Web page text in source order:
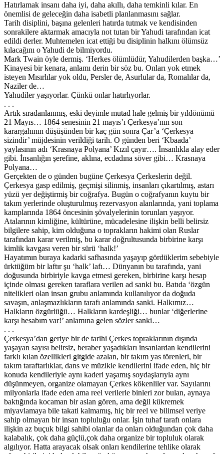
Hatırlamak insanı daha iyi, daha akıllı, daha temkinli kılar. En
önemlisi de geleceğin daha isabetli planlanmasını sağlar.
Tarih disiplini, başına gelenleri hatırda tutmak ve kendisinden
sonrakilere aktarmak amacıyla not tutan bir Yahudi tarafından icat
edildi derler. Muhtemelen icat ettiği bu disiplinin halkını ölümsüz
kılacağını o Yahudi de bilmiyordu.
Mark Twain öyle dermiş. ‘Herkes ölümlüdür, Yahudilerden başka…’
Kinayesi bir kenara, anlamı derin bir söz bu. Onları yok etmek
isteyen Mısırlılar yok oldu, Persler de, Asurlular da, Romalılar da,
Naziler de…
Yahudiler yaşıyorlar. Çünkü onlar hatırlıyorlar.
. . .
Artık sıradanlanmış, eski deyimle mutad hale gelmiş bir yıldönümü
21 Mayıs… 1864 senesinin 21 mayıs’ı Çerkesya’nın son
karargahının düşüşünden bir kaç gün sonra Çar’a ‘Çerkesya
sizindir’ müjdesinin verildiği tarih. O günden beri ‘Kbaada’
yaylasının adı ‘Krasnaya Polyana’ Kızıl çayır…. İnsanlıkla alay eder
gibi. İnsanlığın şerefine, aklına, ecdadına söver gibi… Krasnaya
Polyana…
Gerçekten de o günden bugüne Çerkesya Çerkeslerin değil.
Çerkesya gasp edilmiş, geçmişi silinmiş, insanları çıkartılmış, astarı
yüzü yer değiştirmiş bir coğrafya. Bugün o coğrafyanın kuytu bir
takım yerlerinde oluşturulmuş rezervasyon alanlarında, yani toplama
kamplarında 1864 öncesinin şövalyelerinin torunları yaşıyor.
Atalarının kimliğine, kültürüne, mücadelesine ilişkin belli belirsiz
bilgilere sahip, kim olduğuna o toprakların hakimi olan Ruslar
tarafından karar verilmiş, bu karar doğrultusunda birbirine karşı
kimlik kavgası veren bir sürü ‘halk!’
Hayatımın buraya kadarki safhasında yaşayıp gördüklerim sebebiyle
ürktüğüm bir laftır şu ‘halk’ lafı… Dünyanın bu tarafında, yani
doğusunda birbiriyle kavga etmesi gereken, birbirine karşı hesap
içinde olması gereken taraflara verilen ad sanki bu. Batıda ‘özgün
nitelikleri olan insan grubu anlamında kullanılıyor da doğuda
savaşın, anlaşmazlıkların tarafı anlamında sanki. Halkımız…
Halkların özgürlüğü… Halkların kardeşliği… bunlar ‘diğerlerine
karşı hesabım var!’ anlamına gelen sözler sanki…
. . .
Çerkesya’dan geriye bir de tarihi Çerkes topraklarının dışında
yaşayan sayısı belirsiz, beraber yaşadıkları insanlardan kendilerini
farklı kılan özellikleri gitgide azalan, bir takım yas törenleri, bir
takım taraftarlıklar, dans ve müzikle kendilerini ifade eden, hiç bir
konuda kendileriyle aynı kaderi yaşamış soydaşlarıyla aynı
düşünmeyen, organize olamayan Çerkes kökenliler var. Sayılarını
milyonlarla ifade eden ama reel verilerle binleri zor bulan, aynaya
baktığında kocaman bir aslan gören, ama değil kükremek
miyavlamaya bile takati kalmamış, hiç bir reel ve bilimsel veriye
sahip olmayan bir insan topluluğu onlar. İşin tuhaf tarafı onlara
ilişkin az buçuk bilgi sahibi olanlar da onları olduğundan çok daha
kalabalık, çok daha güçlü,çok daha organize bir topluluk olarak
algılıyor. Hatta arayacak olsak onları kendilerine tehlike olarak